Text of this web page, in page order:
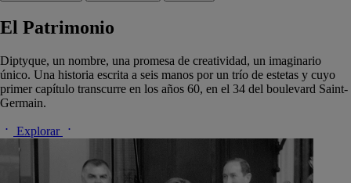
El Patrimonio
Diptyque, un nombre, una promesa de creatividad, un imaginario
único. Una historia escrita a seis manos por un trío de estetas y cuyo
primer capítulo transcurre en los años 60, en el 34 del boulevard Saint-
Germain.
Explorar